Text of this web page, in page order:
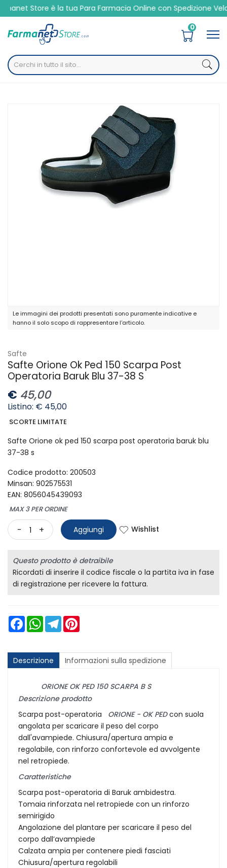
tua Para Farmacia Online con Spedizione Veloce 24/48h
0
Safte Orione Ok Ped 150 Scarpa Post Operatoria Baruk Blu
37-38 S
Le immagini dei prodotti presentati sono puramente indicative e
hanno il solo scopo di rappresentare l'articolo.
Safte
Safte Orione Ok Ped 150 Scarpa Post
Operatoria Baruk Blu 37-38 S
€ 45,00
Listino: € 45,00
SCORTE LIMITATE
Safte Orione ok ped 150 scarpa post operatoria baruk blu
37-38 s
Codice prodotto: 200503
Minsan: 902575531
EAN: 8056045439093
MAX 3 PER ORDINE
- + Aggiungi Wishlist
Questo prodotto è detraibile
Ricordati di inserire il codice fiscale o la partita iva in fase
di registrazione per ricevere la fattura.
FacebookWhatsAppTelegram
Descrizione Informazioni sulla spedizione
ORIONE OK PED 150 SCARPA B S
Descrizione prodotto
Scarpa post-operatoria ORIONE - OK PEDcon suola
angolata per scaricare il peso del corpo
dall'avampiede. Chiusura/apertura ampia e
regolabile, con rinforzo confortevole ed avvolgente
nel retropiede.
Caratteristiche
Scarpa post-operatoria di Baruk ambidestra.
Tomaia rinforzata nel retropiede con un rinforzo
semirigido
Angolazione del plantare per scaricare il peso del
corpo dall’avampiede
Calzata ampia per contenere piedi fasciati
Chiusura/apertura regolabili